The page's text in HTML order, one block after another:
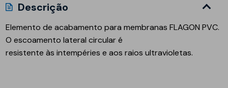
Descrição
Elemento de acabamento para membranas FLAGON PVC.
O escoamento lateral circular é
resistente às intempéries e aos raios ultravioletas.